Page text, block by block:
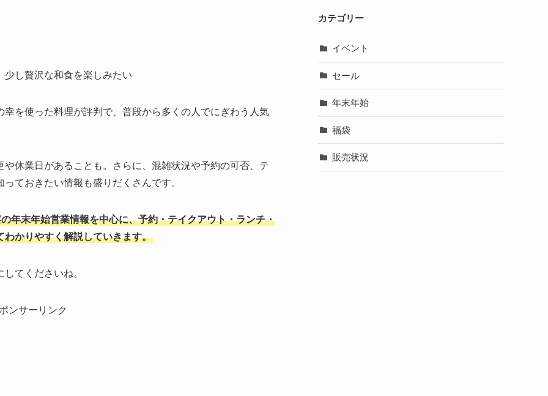
し贅沢な和食を楽しみたい
を使った料理が評判で、普段から多くの人でにぎわう人気
休業日があることも。さらに、混雑状況や予約の可否、テ
ておきたい情報も盛りだくさんです。
年末年始営業情報を中心に、予約・テイクアウト・ランチ・
かりやすく解説していきます。
てくださいね。
ンサーリンク
カテゴリー
イベント
セール
年末年始
福袋
販売状況